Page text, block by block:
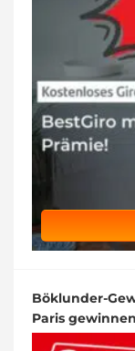
Böklunder-
Paris gewinnen